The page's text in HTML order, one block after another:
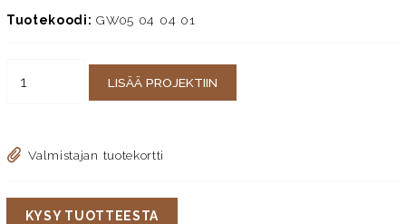
Tuotekoodi: GW05 04 04 01
LISÄÄ PROJEKTIIN
Valmistajan tuotekortti
KYSY TUOTTEESTA